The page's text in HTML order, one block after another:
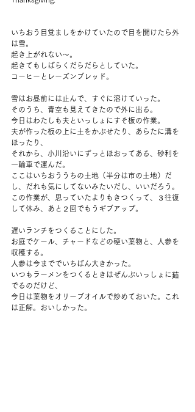
いちおう目覚ましをかけていたので目を開けたら外
は雪。
起き上がれない～。
起きてもしばらくだらだらとしていた。
コーヒーとレーズンブレッド。
雪はお昼前には止んで、すぐに溶けていった。
そのうち、青空も見えてきたので外に出る。
今日はわたしも夫といっしょにすそ板の作業。
夫が作った板の上に土をかぶせたり、あらたに溝を
ほったり、
それから、小川沿いにずっとほおってある、砂利を
一輪車で運んだ。
ここはいちおううちの土地（半分は市の土地）だ
し、だれも気にしてないみたいだし、いいだろう。
この作業が、思っていたよりもきつくって、３往復
して休み、あと２回でもうギブアップ。
遅いランチをつくることにした。
お庭でケール、チャードなどの硬い葉物と、人参を
収穫する。
人参は今まででいちばん大きかった。
いつもラーメンをつくるときはぜんぶいっしょに茹
でるのだけど、
今日は葉物をオリーブオイルで炒めておいた。これ
は正解。おいしかった。